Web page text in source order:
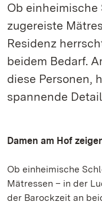
Ob
zugereiste
Residenz
beidem Bedarf.
diese Personen,
spannende
Damen am Hof
Ob einheimische
Mätressen – in der
der Barockzeit an